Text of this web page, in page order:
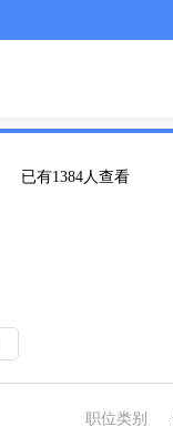
已有1384人查看
职位类别